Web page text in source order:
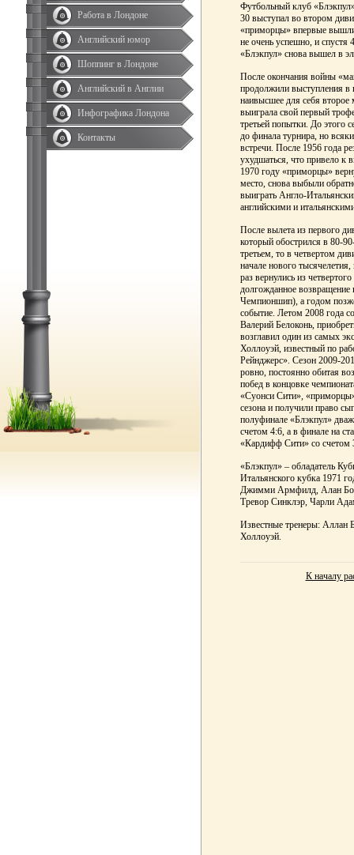
Работа в Лондоне
Английский юмор
Шоппинг в Лондоне
Английский в Англии
Инфографика Лондона
Контакты
Футбольный клуб
30 выступал во втором
«приморцы» впервые
не очень успешно, и спустя
«Блэкпул» снова вышел в
После окончания войны
продолжили выступления в
наивысшее для себя второе
выиграла свой первый
третьей попытки. До этого
до финала турнира, но
встречи. После 1956 года
ухудшаться, что привело к
1970 году «приморцы»
место, снова выбыли
выиграть Англо-
английскими и
После вылета из первого
который обострился в 80-
третьем, то в четвертом
начале нового
раз вернулись из
долгожданное
Чемпионшип), а годом
событие. Летом 2008 года
Валерий Белоконь,
возглавил один из самых
Холлоуэй, известный по
Рейнджерс». Сезон 2009-
ровно, постоянно обитая
побед в концовке
«Суонси Сити»,
сезона и получили право
полуфинале «Блэкпул»
счетом 4:6, а в финале на
«Кардифф Сити» со счетом
«Блэкпул» – обладатель
Итальянского кубка 1971
Джимми Армфилд, Алан
Тревор Синклэр, Чарли
Известные тренеры: Аллан
Холлоуэй.
К началу